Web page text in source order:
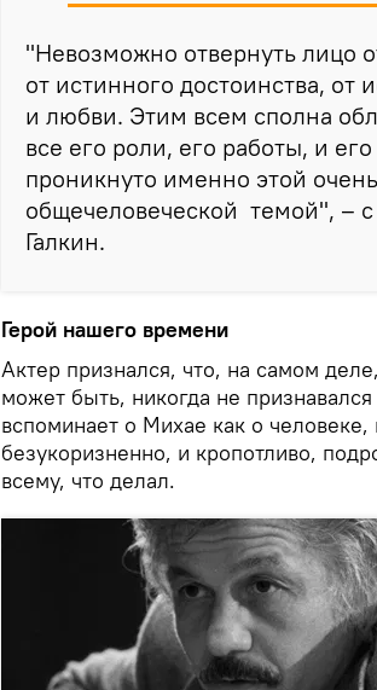
"Невозможно отвернуть лицо
от истинного достоинства, от
и любви. Этим всем сполна
все его роли, его работы, и
проникнуто именно этой
общечеловеческой темой", – с
Галкин.
Герой нашего времени
Актер признался, что, на самом
может быть, никогда не
вспоминает о Михае как о
безукоризненно, и кропотливо,
всему, что делал.